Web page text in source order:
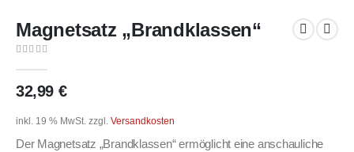
Magnetsatz „Brandklassen“
32,99 €
inkl. 19 % MwSt. zzgl. Versandkosten
Der Magnetsatz „Brandklassen“ ermöglicht eine anschauliche